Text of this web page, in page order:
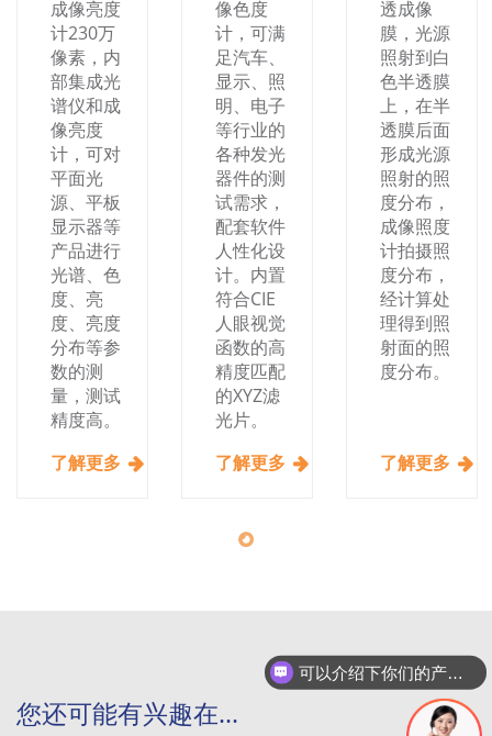
成像亮度
计230万
像素，内
部集成光
谱仪和成
像亮度
计，可对
平面光
源、平板
显示器等
产品进行
光谱、色
度、亮
度、亮度
分布等参
数的测
量，测试
精度高。
了解更多
像色度
计，可满
足汽车、
显示、照
明、电子
等行业的
各种发光
器件的测
试需求，
配套软件
人性化设
计。内置
符合CIE
人眼视觉
函数的高
精度匹配
的XYZ滤
光片。
了解更多
透成像
膜，光源
照射到白
色半透膜
上，在半
透膜后面
形成光源
照射的照
度分布，
成像照度
计拍摄照
度分布，
经计算处
理得到照
射面的照
度分布。
了解更多
您还可能有兴趣在...
可以介绍下你们的产品么